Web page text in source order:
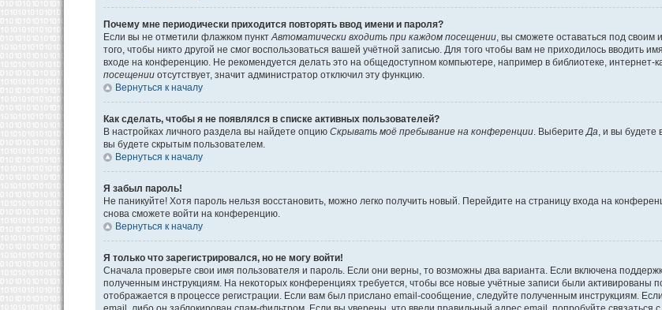
Почему мне периодически приходится повторять ввод имени и пароля?
Если вы не отметили флажком пунктАвтоматически входить при каждом посещении, вы сможете оставаться под
того, чтобы никто другой не смог воспользоваться вашей учётной записью. Для того чтобы вам не приходилось вводить
входе на конференцию. Не рекомендуется делать это на общедоступном компьютере, например в библиотеке, интернет-
посещении отсутствует, значит администратор отключил эту функцию.
Вернуться к началу
Как сделать, чтобы я не появлялся в списке активных пользователей?
В настройках личного раздела вы найдете опцию Скрывать моё пребывание на конференции. ВыберитеДа, и вы будете
вы будете скрытым пользователем.
Вернуться к началу
Я забыл пароль!
Не паникуйте! Хотя пароль нельзя восстановить, можно легко получить новый. Перейдите на страницу входа на
снова сможете войти на конференцию.
Вернуться к началу
Я только что зарегистрировался, но не могу войти!
Сначала проверьте свои имя пользователя и пароль. Если они верны, то возможны два варианта. Если включена
полученным инструкциям. На некоторых конференциях требуется, чтобы все новые учётные записи были активированы
отображается в процессе регистрации. Если вам был прислано email-сообщение, следуйте полученным инструкциям.